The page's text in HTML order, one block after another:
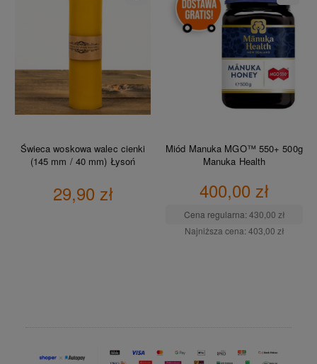
Świeca woskowa walec cienki
(145 mm / 40 mm) Łysoń
29,90 zł
Miód Manuka MGO™ 550+ 500g
Manuka Health
400,00 zł
Cena regularna: 430,00 zł
Najniższa cena: 403,00 zł